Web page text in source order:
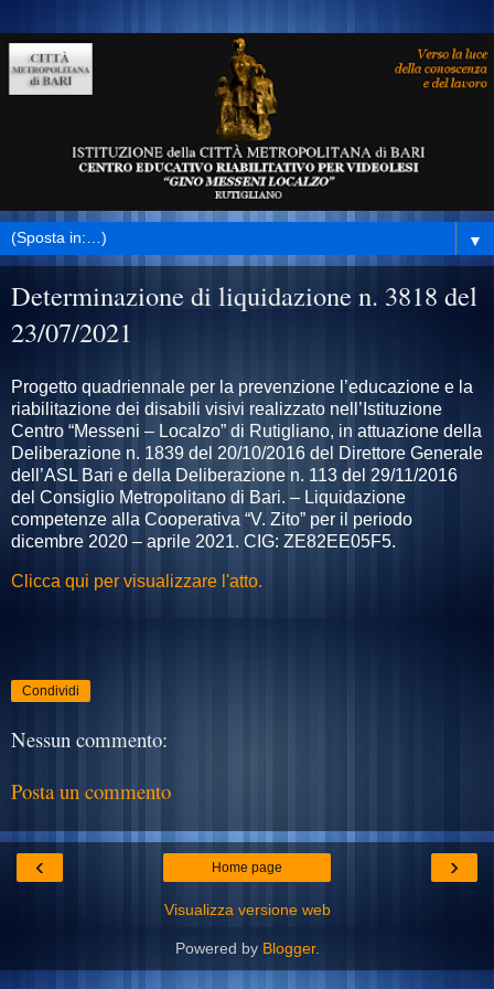
▼
Determinazione di liquidazione n. 3818 del
23/07/2021
Progetto quadriennale per la prevenzione l’educazione e la
riabilitazione dei disabili visivi realizzato nell’Istituzione
Centro “Messeni – Localzo” di Rutigliano, in attuazione della
Deliberazione n. 1839 del 20/10/2016 del Direttore Generale
dell’ASL Bari e della Deliberazione n. 113 del 29/11/2016
del Consiglio Metropolitano di Bari. – Liquidazione
competenze alla Cooperativa “V. Zito” per il periodo
dicembre 2020 – aprile 2021. CIG: ZE82EE05F5.
Clicca qui per visualizzare l'atto.
Condividi
Nessun commento:
Posta un commento
‹ ›
Home page
Visualizza versione web
Powered by Blogger.